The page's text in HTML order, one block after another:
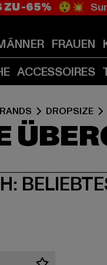
ZU -65% 😲💥
FRAUEN
ACCESSOIRES
DROPSIZE